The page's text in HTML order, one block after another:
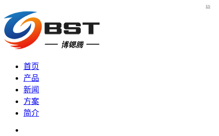
EN
首页
产品
新闻
方案
简介